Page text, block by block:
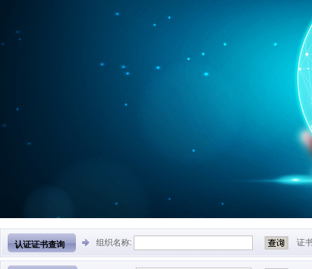
认证证书查询 组织名称: 证
聚力区域产业链，卡狄..